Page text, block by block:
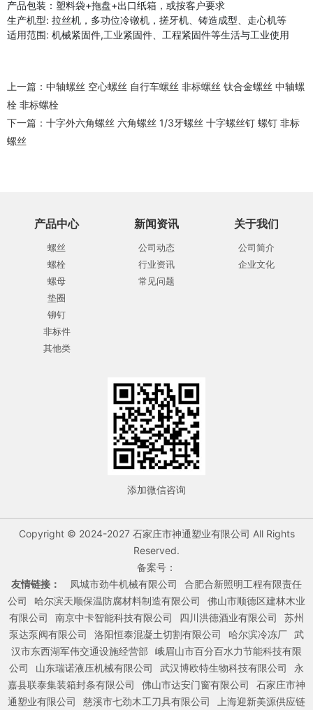
产品包装：塑料袋+拖盘+出口纸箱，或按客户要求
生产机型: 拉丝机，多功位冷镦机，搓牙机、铸造成型、走心机等
适用范围: 机械紧固件,工业紧固件、工程紧固件等生活与工业使用
上一篇： 中轴螺丝 空心螺丝 自行车螺丝 非标螺丝 钛合金螺丝 中轴螺
栓 非标螺栓
下一篇： 十字外六角螺丝 六角螺丝 1/3牙螺丝 十字螺丝钉 螺钉 非标
螺丝
产品中心
螺丝
螺栓
螺母
垫圈
铆钉
非标件
其他类
新闻资讯
公司动态
行业资讯
常见问题
关于我们
公司简介
企业文化
添加微信咨询
Copyright © 2024-2027 石家庄市神通塑业有限公司 All Rights
Reserved.
备案号：
友情链接：
凤城市劲牛机械有限公司
合肥合新照明工程有限责任
公司
哈尔滨天顺保温防腐材料制造有限公司
佛山市顺德区建林木业
有限公司
南京中卡智能科技有限公司 四川洪德酒业有限公司
苏州
泵达泵阀有限公司
洛阳恒泰混凝土切割有限公司 哈尔滨冷冻厂 武
汉市东西湖军伟交通设施经营部
峨眉山市百分百水力节能科技有限
公司
山东瑞诺液压机械有限公司 武汉博欧特生物科技有限公司
永
嘉县联泰集装箱封条有限公司
佛山市达安门窗有限公司
石家庄市神
通塑业有限公司
慈溪市七劲木工刀具有限公司 上海迎新美源供应链